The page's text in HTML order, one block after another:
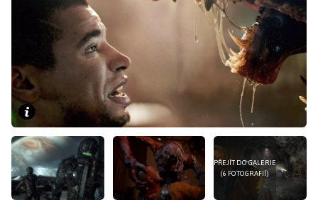
PŘEJÍT DO GALERIE
(6 FOTOGRAFIÍ)